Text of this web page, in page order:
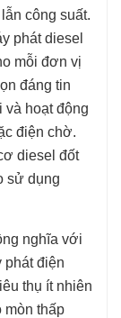
công suất.
phát diesel
mỗi đơn vị
đáng tin
và hoạt động
điện chờ.
diesel đốt
sử dụng
nghĩa với
phát điện
thụ ít nhiên
mòn thấp